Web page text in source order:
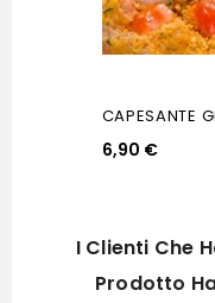
CAPESANTE
6,90 €
I Clienti Che
Prodotto